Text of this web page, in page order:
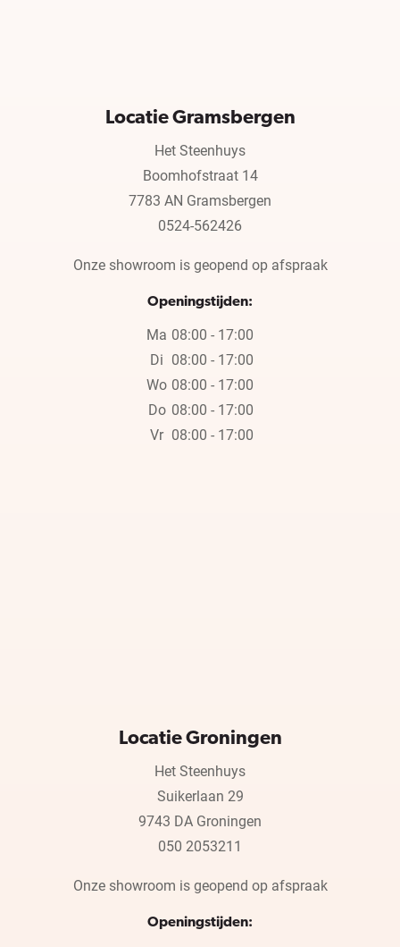
Locatie Gramsbergen
Het Steenhuys
Boomhofstraat 14
7783 AN Gramsbergen
0524-562426
Onze showroom is geopend op afspraak
Openingstijden:
Ma 08:00 - 17:00
Di 08:00 - 17:00
Wo 08:00 - 17:00
Do 08:00 - 17:00
Vr 08:00 - 17:00
Locatie Groningen
Het Steenhuys
Suikerlaan 29
9743 DA Groningen
050 2053211
Onze showroom is geopend op afspraak
Openingstijden: